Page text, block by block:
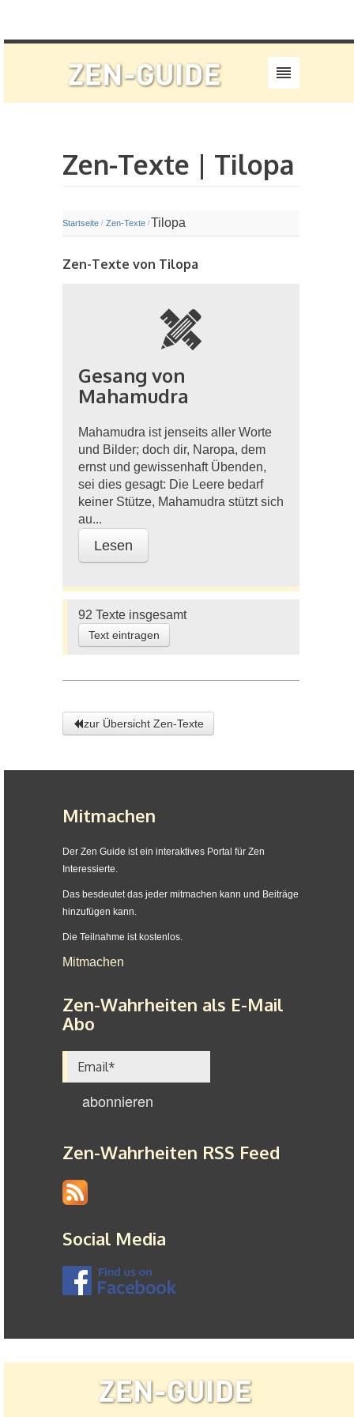
Zen-Texte | Tilopa
Startseite / Zen-Texte /Tilopa
Zen-Texte von Tilopa
n
Gesang von
Mahamudra
Mahamudra ist jenseits aller Worte
und Bilder; doch dir, Naropa, dem
ernst und gewissenhaft Übenden,
sei dies gesagt: Die Leere bedarf
keiner Stütze, Mahamudra stützt sich
au...
Lesen
92 Texte insgesamt
Text eintragen
zur Übersicht Zen-Texte
Mitmachen
Der Zen Guide ist ein interaktives Portal für Zen
Interessierte.
Das besdeutet das jeder mitmachen kann und Beiträge
hinzufügen kann.
Die Teilnahme ist kostenlos.
Mitmachen
Zen-Wahrheiten als E-Mail
Abo
Zen-Wahrheiten RSS Feed
Social Media